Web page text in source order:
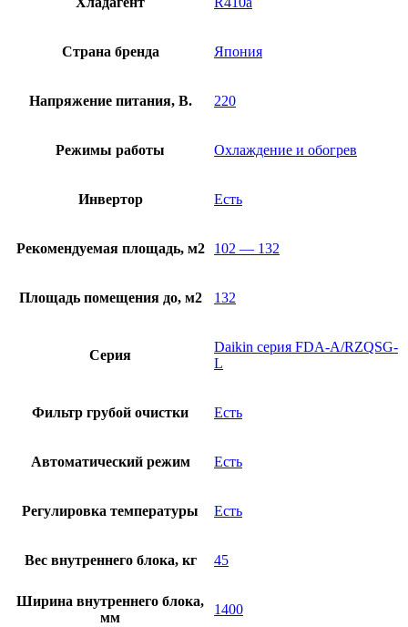
Страна бренда Япония
Напряжение питания, В. 220
Режимы работы Охлаждение и обогрев
Инвертор Есть
Рекомендуемая площадь, м2 102 — 132
Площадь помещения до, м2 132
Серия
Daikin серия FDA-A/RZQSG-
L
Фильтр грубой очистки Есть
Автоматический режим Есть
Регулировка температуры Есть
Вес внутреннего блока, кг 45
Ширина внутреннего блока,
мм
1400